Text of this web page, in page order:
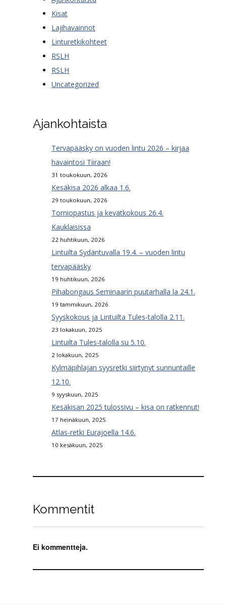
Kisat
Lajihavainnot
Linturetkikohteet
RSLH
RSLH
Uncategorized
Ajankohtaista
Tervapääsky on vuoden lintu 2026 – kirjaa
havaintosi Tiiraan!
31 toukokuun, 2026
Kesäkisa 2026 alkaa 1.6.
29 toukokuun, 2026
Torniopastus ja kevätkokous 26.4.
Kauklaisissa
22 huhtikuun, 2026
Lintuilta Sydäntuvalla 19.4. – vuoden lintu
tervapääsky
19 huhtikuun, 2026
Pihabongaus Seminaarin puutarhalla la 24.1.
19 tammikuun, 2026
Syyskokous ja Lintuilta Tules-talolla 2.11.
23 lokakuun, 2025
Lintuilta Tules-talolla su 5.10.
2 lokakuun, 2025
Kylmäpihlajan syysretki siirtynyt sunnuntaille
12.10.
9 syyskuun, 2025
Kesäkisan 2025 tulossivu – kisa on ratkennut!
17 heinäkuun, 2025
Atlas-retki Eurajoella 14.6.
10 kesäkuun, 2025
Kommentit
Ei kommentteja.